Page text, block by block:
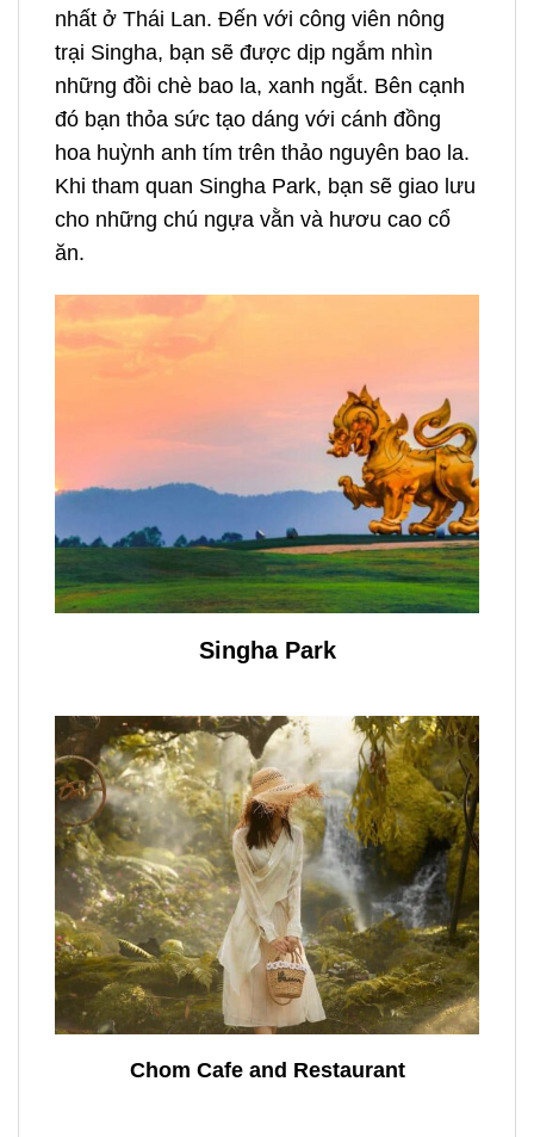
nhất ở Thái Lan. Đến với công viên nông
trại Singha, bạn sẽ được dịp ngắm nhìn
những đồi chè bao la, xanh ngắt. Bên cạnh
đó bạn thỏa sức tạo dáng với cánh đồng
hoa huỳnh anh tím trên thảo nguyên bao la.
Khi tham quan Singha Park, bạn sẽ giao lưu
cho những chú ngựa vằn và hươu cao cổ
ăn.
Singha Park
Chom Cafe and Restaurant